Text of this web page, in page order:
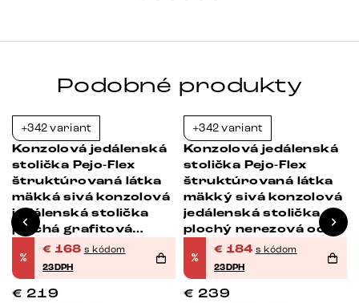
Podobné produkty
+342 variant
Konzolová jedálenská
stolička Pejo-Flex
štruktúrovaná látka
mäkká sivá konzolová
jedálenská stolička
plochá grafitová
vrecková pružina
%
€ 168 s kódom
23DPH
€ 219
+342 variant
Konzolová jedálenská
stolička Pejo-Flex
štruktúrovaná látka
mäkký sivá konzolová
jedálenská stolička
plochý nerezová oceľ
vrecková pružina
%
€ 184 s kódom
23DPH
€ 239